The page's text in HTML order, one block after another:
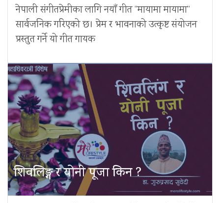
नेपाली संगीतप्रेमीका लागि नयाँ गीत “मायामा मायामा”
सार्वजनिक गरिएको छ। प्रेम र भावनाको उत्कृष्ट संयोजन
प्रस्तुत गर्ने यो गीत गायक
शिवलिङ्ग र योनी पूजा किन ?